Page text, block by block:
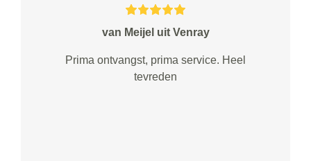
van Meijel uit Venray
Prima ontvangst, prima service. Heel
tevreden